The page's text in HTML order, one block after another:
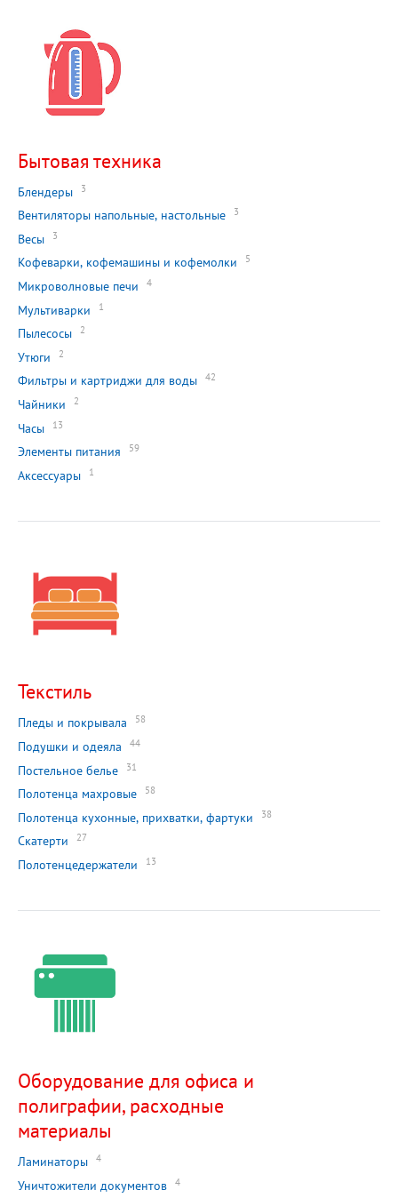
Бытовая техника
Блендеры 3
Вентиляторы напольные, настольные 3
Весы 3
Кофеварки, кофемашины и кофемолки 5
Микроволновые печи 4
Мультиварки 1
Пылесосы 2
Утюги 2
Фильтры и картриджи для воды 42
Чайники 2
Часы 13
Элементы питания 59
Аксессуары 1
Текстиль
Пледы и покрывала 58
Подушки и одеяла 44
Постельное белье 31
Полотенца махровые 58
Полотенца кухонные, прихватки, фартуки 38
Скатерти 27
Полотенцедержатели 13
Оборудование для офиса и
полиграфии, расходные
материалы
Ламинаторы 4
Уничтожители документов 4